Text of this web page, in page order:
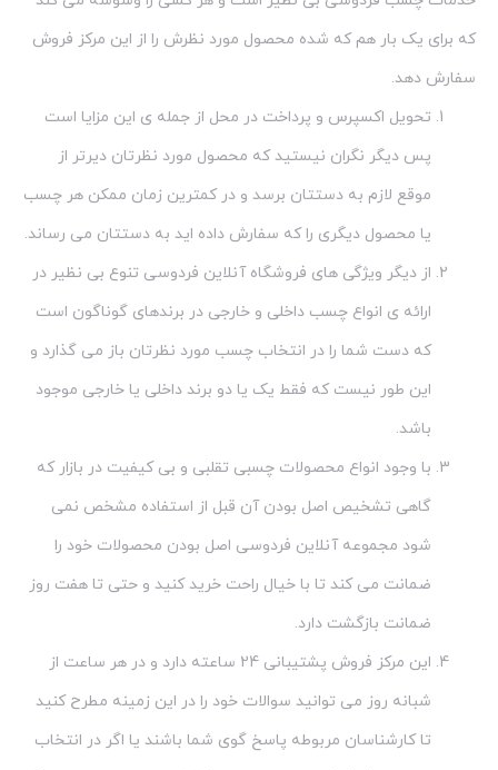
تحویل اکسپرس و پرداخت در محل از جمله ی این مزایا است
پس دیگر نگران نیستید که محصول مورد نظرتان دیرتر از
موقع لازم به دستتان برسد و در کمترین زمان ممکن هر چسب
یا محصول دیگری را که سفارش داده اید به دستتان می رساند.
از دیگر ویژگی های فروشگاه آنلاین فردوسی تنوع بی نظیر در
ارائه ی انواع چسب داخلی و خارجی در برندهای گوناگون است
که دست شما را در انتخاب چسب مورد نظرتان باز می گذارد و
این طور نیست که فقط یک یا دو برند داخلی یا خارجی موجود
باشد.
با وجود انواع محصولات چسبی تقلبی و بی کیفیت در بازار که
گاهی تشخیص اصل بودن آن قبل از استفاده مشخص نمی
شود مجموعه آنلاین فردوسی اصل بودن محصولات خود را
ضمانت می کند تا با خیال راحت خرید کنید و حتی تا هفت روز
ضمانت بازگشت دارد.
این مرکز فروش پشتیبانی 24 ساعته دارد و در هر ساعت از
شبانه روز می توانید سوالات خود را در این زمینه مطرح کنید
تا کارشناسان مربوطه پاسخ گوی شما باشند یا اگر در انتخاب
چسبی مطمئن نیستید و بین دو یا چند چسب مردد هستید که
کدام شان مناسب شما و حرفه و کارتان است افراد مطمئن و
آگاه در این زمینه راهنمایی ها و مشاوره های لازم را برای شما